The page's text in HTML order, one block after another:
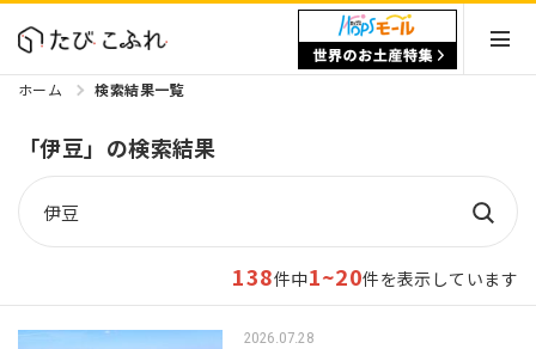
ホーム 検索結果一覧
「伊豆」の検索結果
138件中1~20件を表示しています
2026.07.28